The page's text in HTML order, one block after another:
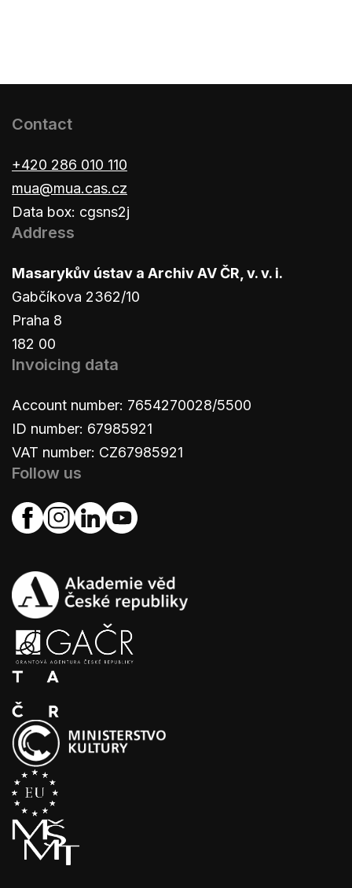
Contact
+420 286 010 110
mua@mua.cas.cz
Data box: cgsns2j
Address
Masarykův ústav a Archiv AV ČR, v. v. i.
Gabčíkova 2362/10
Praha 8
182 00
Invoicing data
Account number: 7654270028/5500
ID number: 67985921
VAT number: CZ67985921
Follow us